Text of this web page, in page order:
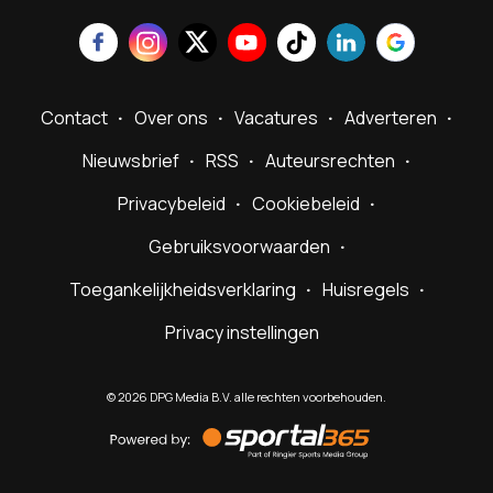
Contact Over ons Vacatures
Adverteren
Nieuwsbrief
RSS
Auteursrechten
Privacybeleid
Cookiebeleid
Gebruiksvoorwaarden
Toegankelijkheidsverklaring
Huisregels
Privacy instellingen
©2026 DPG Media B.V. alle rechten voorbehouden.
by
Sportal365